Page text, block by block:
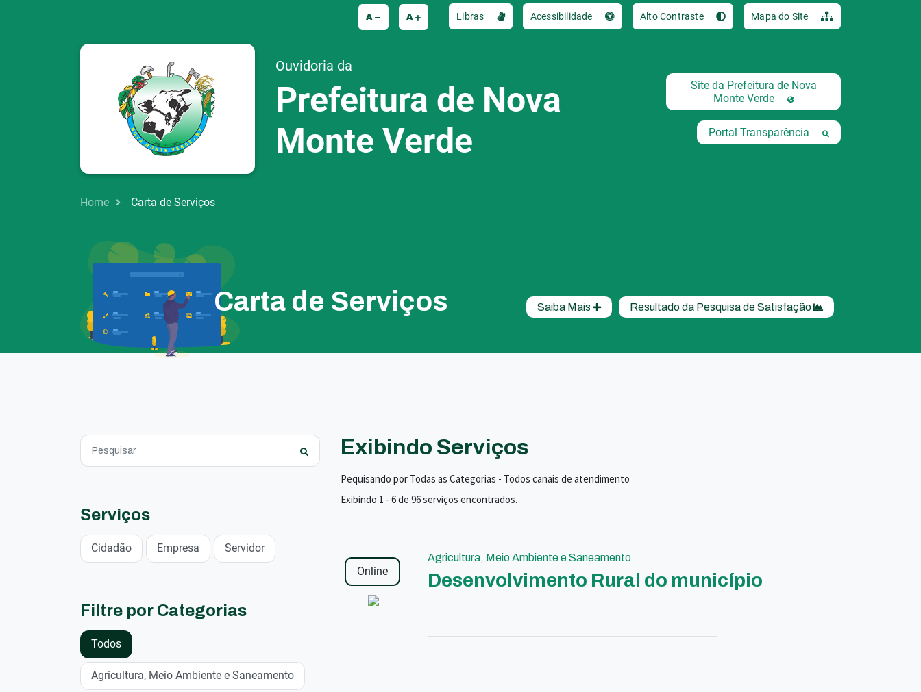
A A Libras Acessibilidade Alto Contraste Mapa do Site
Ouvidoria da
Prefeitura de Nova
Monte Verde
Site da Prefeitura de Nova
Monte Verde
Portal Transparência
Home Carta de Serviços
Carta de Serviços Saiba Mais Resultado da Pesquisa de Satisfação
Serviços
Cidadão Empresa Servidor
Filtre por Categorias
Todos
Agricultura, Meio Ambiente e Saneamento
Exibindo Serviços
Pequisando por Todas as Categorias - Todos canais de atendimento
Exibindo 1 - 6 de 96 serviços encontrados.
Online
Agricultura, Meio Ambiente e Saneamento
Desenvolvimento Rural do município